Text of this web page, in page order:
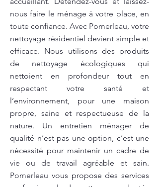
nous faire le ménage à votre place, en
toute confiance. Avec Pomerleau, votre
nettoyage résidentiel devient simple et
efficace. Nous utilisons des produits
de nettoyage écologiques qui
nettoient en profondeur tout en
respectant votre santé et
l’environnement, pour une maison
propre, saine et respectueuse de la
nature. Un entretien ménager de
qualité n’est pas une option, c’est une
nécessité pour maintenir un cadre de
vie ou de travail agréable et sain.
Pomerleau vous propose des services